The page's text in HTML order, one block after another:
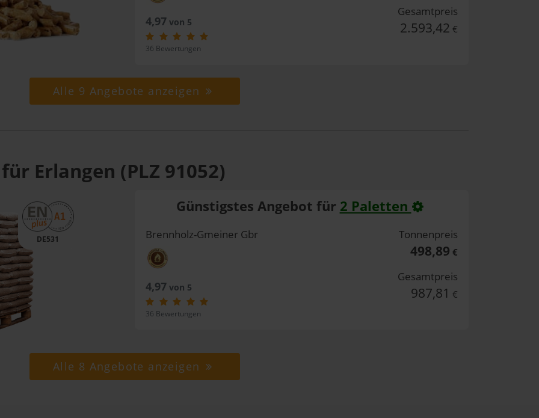
4,97von 5
36 Bewertungen
Gesamtpreis
2.593,42 €
Alle 9 Angebote anzeigen
Erlangen (PLZ 91052)
DE531
Günstigstes Angebot für 2 Paletten
Brennholz-Gmeiner Gbr
4,97von 5
36 Bewertungen
Tonnenpreis
498,89 €
Gesamtpreis
987,81 €
Alle 8 Angebote anzeigen